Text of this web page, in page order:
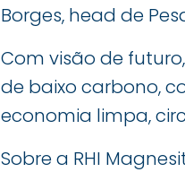
Borges, head de
Com visão de
de baixo carbono,
economia limpa,
Sobre a RHI